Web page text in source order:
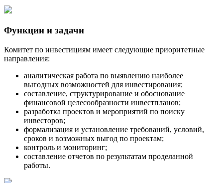
Функции и задачи
Комитет по инвестициям имеет следующие приоритетные
направления:
аналитическая работа по выявлению наиболее
выгодных возможностей для инвестирования;
составление, структурирование и обоснование
финансовой целесообразности инвестпланов;
разработка проектов и мероприятий по поиску
инвесторов;
формализация и установление требований, условий,
сроков и возможных выгод по проектам;
контроль и мониторинг;
составление отчетов по результатам проделанной
работы.